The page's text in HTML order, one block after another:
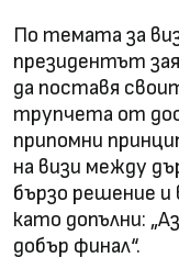
По темата за
президентът
да поставя
трупчета от
припомни
на визи между
бързо решение
като допълни:
добър финал“.